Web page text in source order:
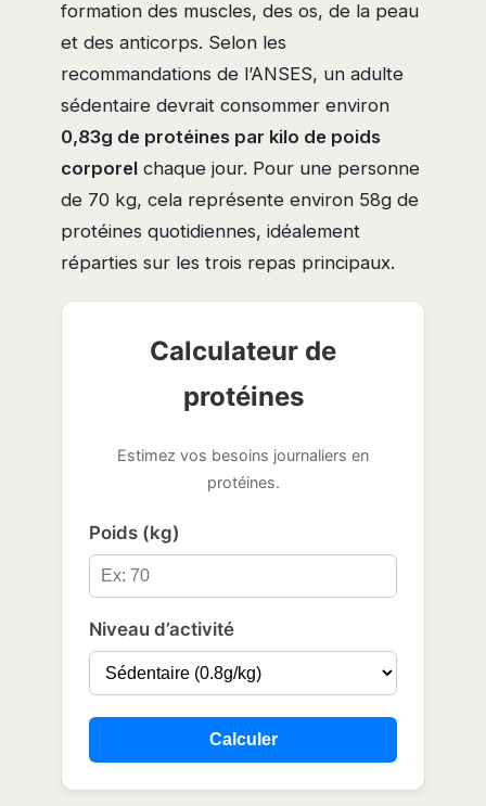
formation des muscles, des os, de la peau
et des anticorps. Selon les
recommandations de l’ANSES, un adulte
sédentaire devrait consommer environ
0,83g de protéines par kilo de poids
corporel chaque jour. Pour une personne
de 70 kg, cela représente environ 58g de
protéines quotidiennes, idéalement
réparties sur les trois repas principaux.
Calculateur de
protéines
Estimez vos besoins journaliers en
protéines.
Poids (kg)
Niveau d’activité
Calculer